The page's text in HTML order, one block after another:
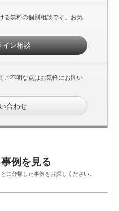
る無料の個別相談です。お気
イン相談
ご不明な点はお気軽にお問い
合わせ
例を見る
に分類した事例をお探しください。